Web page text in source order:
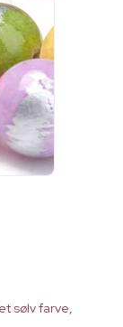
sølv farve,